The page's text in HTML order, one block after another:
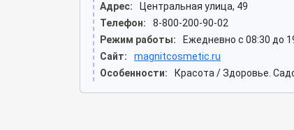
Адрес:
Центральная улица, 49
Телефон:
8-800-200-90-02
Режим работы:
Ежедневно с 08:30 до
Сайт:
magnitcosmetic.ru
Особенности:
Красота / Здоровье.